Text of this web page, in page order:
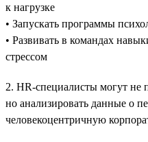
к нагрузке
• Запускать программы
• Развивать в командах
стрессом
2. HR-специалисты могут не
но анализировать данные о
человекоцентричную